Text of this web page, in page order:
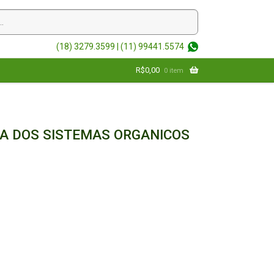
(18) 3279.3599 | (11) 99441.5574
R$0,00 0 item
DOS SISTEMAS ORGANICOS